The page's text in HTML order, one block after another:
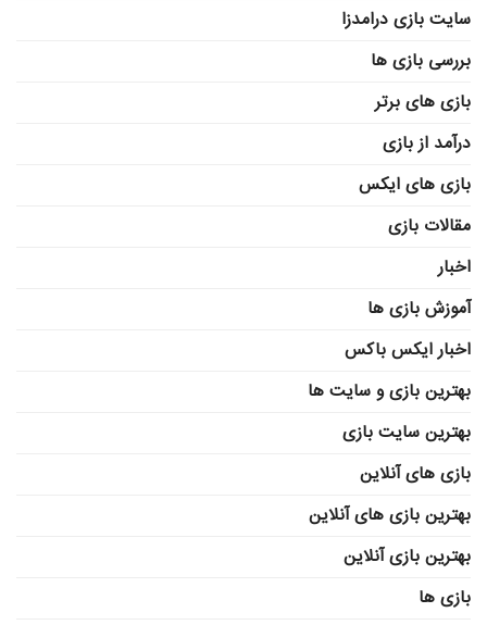
سایت بازی درامدزا
بررسی بازی ها
بازی های برتر
درآمد از بازی
بازی های ایکس
مقالات بازی
اخبار
آموزش بازی ها
اخبار ایکس باکس
بهترین بازی و سایت ها
بهترین سایت بازی
بازی های آنلاین
بهترین بازی های آنلاین
بهترین بازی آنلاین
بازی ها